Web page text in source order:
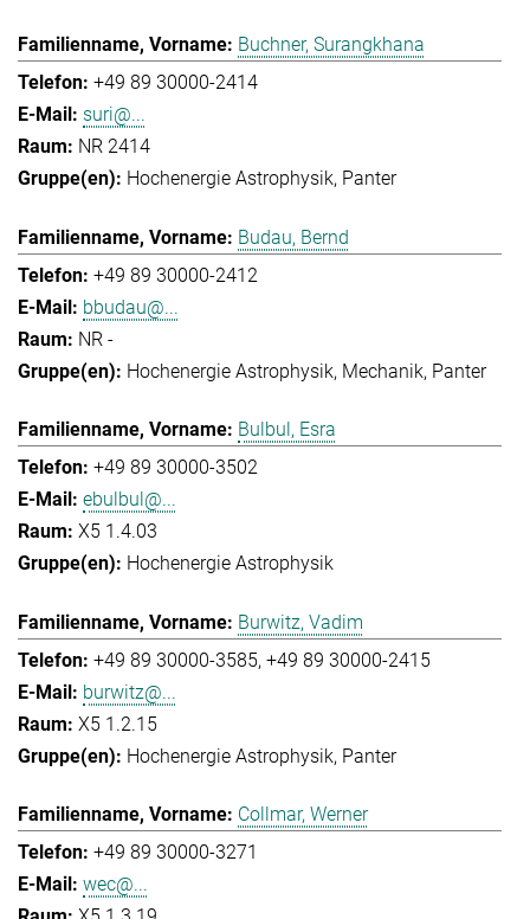
Buchner, Surangkhana
+49 89 30000-2414
suri@...
NR 2414
Hochenergie Astrophysik Panter
Budau, Bernd
+49 89 30000-2412
bbudau@...
NR -
Hochenergie Astrophysik Mechanik Panter
Bulbul, Esra
+49 89 30000-3502
ebulbul@...
X5 1.4.03
Hochenergie Astrophysik
Burwitz, Vadim
+49 89 30000-3585 +49 89 30000-2415
burwitz@...
X5 1.2.15
Hochenergie Astrophysik Panter
Collmar, Werner
+49 89 30000-3271
wec@...